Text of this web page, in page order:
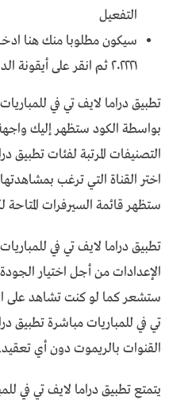
التفعيل
سيكون مطلوبا منك هنا
٢٠٢٢٢١ ثم انقر على أيقونة الدخول
تطبيق دراما لايف تي في
بواسطة الكود ستظهر إليك
التصنيفات المرتبة لفئات تطبيق
اختر القناة التي ترغب
ستظهر قائمة السيرفرات المتاحة
تطبيق دراما لايف تي في
الإعدادات من أجل اختيار
ستشعر كما لو كنت تشاهد على
تي في للمباريات مباشرة تطبيق
القنوات بالريموت دون أي تعقيد.
يتمتع تطبيق دراما لايف تي في